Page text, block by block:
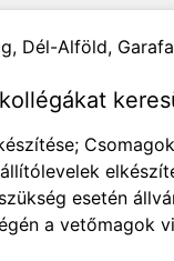
Dél-Alföld,
esetén
a vetőmagok